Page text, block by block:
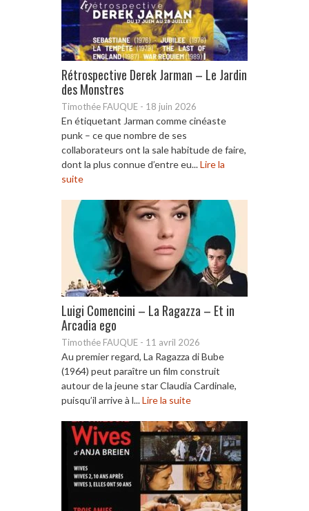
Rétrospective Derek Jarman – Le Jardin
des Monstres
Timothée FAUQUE - 18 juin 2026
En étiquetant Jarman comme cinéaste
punk – ce que nombre de ses
collaborateurs ont la sale habitude de faire,
dont la plus connue d’entre eu...Lire la
suite
Luigi Comencini – La Ragazza – Et in
Arcadia ego
Timothée FAUQUE - 11 avril 2026
Au premier regard, La Ragazza di Bube
(1964) peut paraître un film construit
autour de la jeune star Claudia Cardinale,
puisqu’il arrive à l...Lire la suite